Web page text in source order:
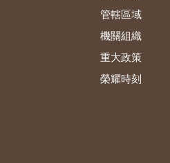
管轄區域
機關組織
重大政策
榮耀時刻